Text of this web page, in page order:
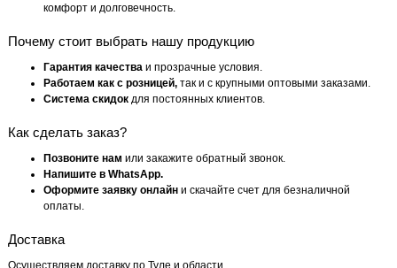
комфорт и долговечность.
Почему стоит выбрать нашу продукцию
Гарантия качества и прозрачные условия.
Работаем как с розницей, так и с крупными оптовыми заказами.
Система скидок для постоянных клиентов.
Как сделать заказ?
Позвоните нам или закажите обратный звонок.
Напишите в WhatsApp.
Оформите заявку онлайн и скачайте счет для безналичной
оплаты.
Доставка
Осуществляем доставку по Туле и области.